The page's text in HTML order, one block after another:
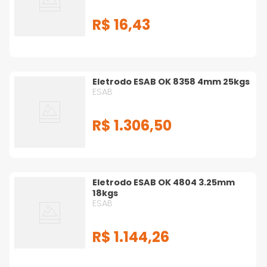
R$ 16,43
Eletrodo ESAB OK 8358 4mm 25kgs
ESAB
R$ 1.306,50
Eletrodo ESAB OK 4804 3.25mm
18kgs
ESAB
R$ 1.144,26